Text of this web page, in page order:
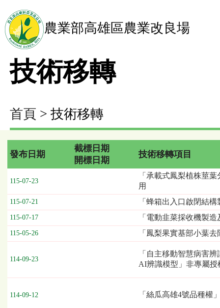
農業部高雄區農業改良場
技術移轉
首頁 > 技術移轉
術
移
轉
列
表，
欄
依
為：
布
發布日期
截標日期
開標日期
技術移轉項目
115-07-23
「承載式鳳梨植株莖
用
115-07-21 「蜂箱出入口啟閉結
115-07-17 「電動韭菜採收機製
115-05-26 「鳳梨果實基部小葉
114-09-23
「自主移動智慧病害
AI辨識模型」非專屬授
114-09-12 「絲瓜高雄4號品種權